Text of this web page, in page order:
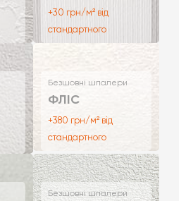
+30 грн/м² від
стандартного
Безшовні шпалери
ФЛІС
+380 грн/м² від
стандартного
Безшовні шпалери